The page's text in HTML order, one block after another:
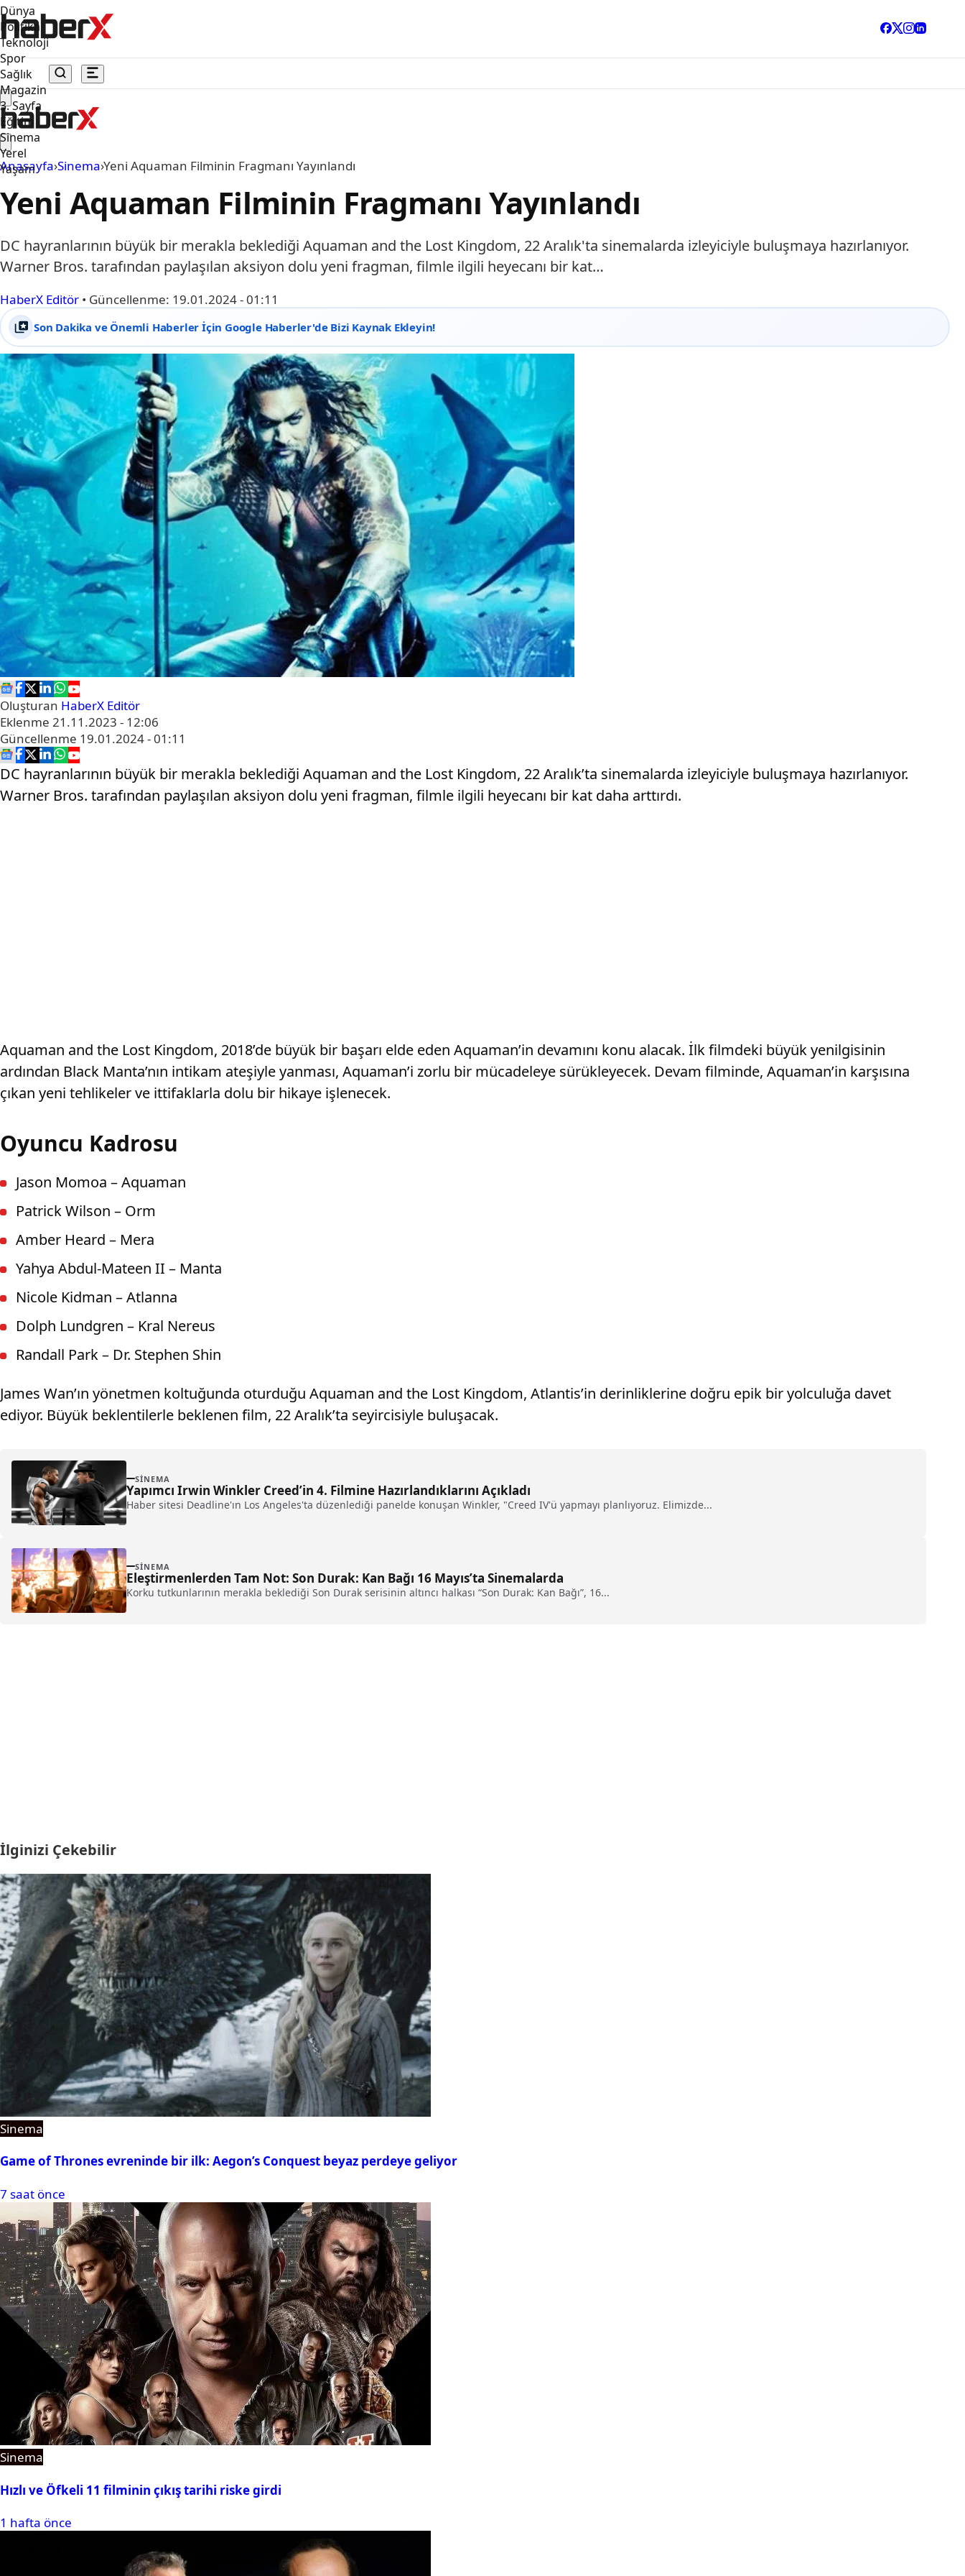
Dünya
Politika
Teknoloji
Spor
Sağlık
Magazin
3. Sayfa
Eğitim
Sinema
Yerel
Yaşam
Anasayfa›Sinema›Yeni Aquaman Filminin Fragmanı Yayınlandı
Yeni Aquaman Filminin Fragmanı Yayınlandı
DC hayranlarının büyük bir merakla beklediği Aquaman and the Lost Kingdom, 22 Aralık'ta sinemalarda izleyiciyle buluşmaya hazırlanıyor.
Warner Bros. tarafından paylaşılan aksiyon dolu yeni fragman, filmle ilgili heyecanı bir kat…
HaberX Editör • Güncellenme: 19.01.2024 - 01:11
Son Dakika ve Önemli Haberler İçin Google Haberler'de Bizi Kaynak Ekleyin!
Oluşturan HaberX Editör
Eklenme 21.11.2023 - 12:06
Güncellenme 19.01.2024 - 01:11
DC hayranlarının büyük bir merakla beklediği Aquaman and the Lost Kingdom, 22 Aralık’ta sinemalarda izleyiciyle buluşmaya hazırlanıyor.
Warner Bros. tarafından paylaşılan aksiyon dolu yeni fragman, filmle ilgili heyecanı bir kat daha arttırdı.
Aquaman and the Lost Kingdom, 2018’de büyük bir başarı elde eden Aquaman’in devamını konu alacak. İlk filmdeki büyük yenilgisinin
ardından Black Manta’nın intikam ateşiyle yanması, Aquaman’i zorlu bir mücadeleye sürükleyecek. Devam filminde, Aquaman’in karşısına
çıkan yeni tehlikeler ve ittifaklarla dolu bir hikaye işlenecek.
Oyuncu Kadrosu
Jason Momoa – Aquaman
Patrick Wilson – Orm
Amber Heard – Mera
Yahya Abdul-Mateen II – Manta
Nicole Kidman – Atlanna
Dolph Lundgren – Kral Nereus
Randall Park – Dr. Stephen Shin
James Wan’ın yönetmen koltuğunda oturduğu Aquaman and the Lost Kingdom, Atlantis’in derinliklerine doğru epik bir yolculuğa davet
ediyor. Büyük beklentilerle beklenen film, 22 Aralık’ta seyircisiyle buluşacak.
SINEMA
Yapımcı Irwin Winkler Creed’in 4. Filmine Hazırlandıklarını Açıkladı
Haber sitesi Deadline'ın Los Angeles'ta düzenlediği panelde konuşan Winkler, "Creed IV'ü yapmayı planlıyoruz. Elimizde...
SINEMA
Eleştirmenlerden Tam Not: Son Durak: Kan Bağı 16 Mayıs’ta Sinemalarda
Korku tutkunlarının merakla beklediği Son Durak serisinin altıncı halkası “Son Durak: Kan Bağı”, 16...
İlginizi Çekebilir
Sinema
Game of Thrones evreninde bir ilk: Aegon’s Conquest beyaz perdeye geliyor
7 saat önce
Sinema
Hızlı ve Öfkeli 11 filminin çıkış tarihi riske girdi
1 hafta önce